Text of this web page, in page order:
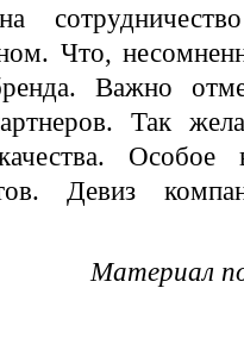
Что,
Важно
Так
Особое
Девиз
Материал